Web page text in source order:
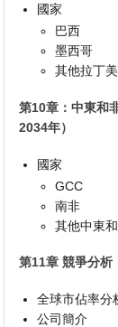
國家
巴西
墨西哥
其他拉丁
第10章：中東和
2034年）
國家
GCC
南非
其他中東
第11章 競爭分析
全球市佔率分
公司簡介